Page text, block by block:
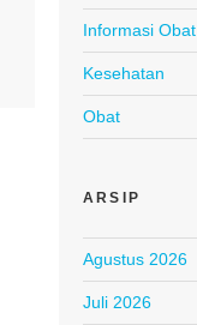
Informasi Obat
Kesehatan
Obat
ARSIP
Agustus 2026
Juli 2026